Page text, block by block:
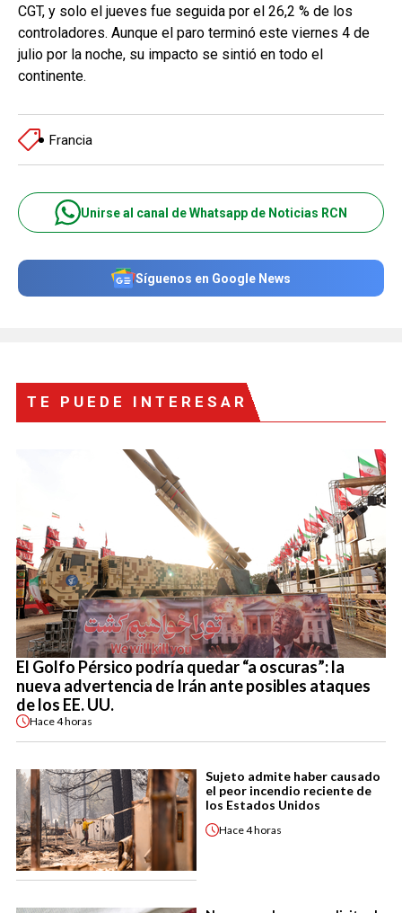
CGT, y solo el jueves fue seguida por el 26,2 % de los
controladores. Aunque el paro terminó este viernes 4 de
julio por la noche, su impacto se sintió en todo el
continente.
Francia
Unirse al canal de Whatsapp de Noticias RCN
Síguenos en Google News
TE PUEDE INTERESAR
El Golfo Pérsico podría quedar “a oscuras”: la
nueva advertencia de Irán ante posibles ataques
de los EE. UU.
Hace4 horas
Sujeto admite haber causado
el peor incendio reciente de
los Estados Unidos
Hace4 horas